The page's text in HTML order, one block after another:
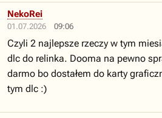
01.07.2026 09:06
NekoRei
Czyli 2 najlepsze rzeczy w tym
dlc do relinka. Dooma na pewno
darmo bo dostałem do karty
tym dlc :)